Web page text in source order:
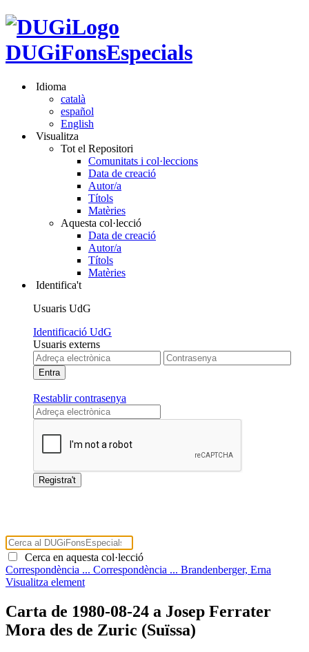
DUGiFonsEspecials
Idioma
català
español
English
Visualitza
Tot el Repositori
Comunitats i col·leccions
Data de creació
Autor/a
Títols
Matèries
Aquesta col·lecció
Data de creació
Autor/a
Títols
Matèries
Identifica't
Usuaris UdG
Identificació UdG
Usuaris externs
Restablir contrasenya
Cerca en aquesta col·lecció
Correspondència ... Correspondència ... Brandenberger, Erna
Visualitza element
Carta de 1980-08-24 a Josep Ferrater
Mora des de Zuric (Suïssa)